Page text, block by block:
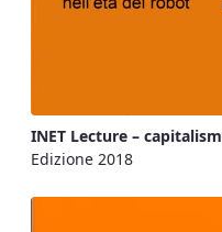
INET Lecture –
Edizione 2018